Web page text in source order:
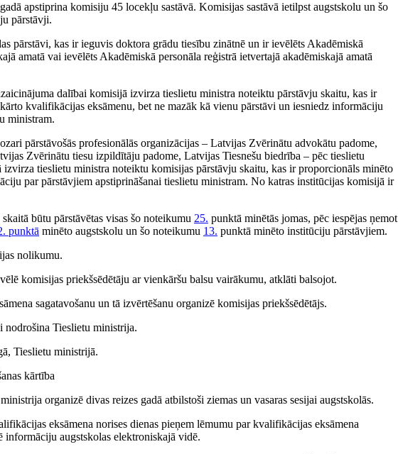
apstiprina komisiju 45 locekļu sastāvā. Komisijas sastāvā ietilpst augstskolu un šo
pārstāvji.
pārstāvi, kas ir ieguvis doktora grādu tiesību zinātnē un ir ievēlēts Akadēmiskā
amatā vai ievēlēts Akadēmiskā personāla reģistrā ietvertajā akadēmiskajā amatā
dalībai komisijā izvirza tieslietu ministra noteiktu pārstāvju skaitu, kas ir
kvalifikācijas eksāmenu, bet ne mazāk kā vienu pārstāvi un iesniedz informāciju
ministram.
pārstāvošās profesionālās organizācijas – Latvijas Zvērinātu advokātu padome,
Zvērinātu tiesu izpildītāju padome, Latvijas Tiesnešu biedrība – pēc tieslietu
tieslietu ministra noteiktu komisijas pārstāvju skaitu, kas ir proporcionāls minēto
par pārstāvjiem apstiprināšanai tieslietu ministram. No katras institūcijas komisijā ir
būtu pārstāvētas visas šo noteikumu 25. punktā minētās jomas, pēc iespējas ņemot
punktā minēto augstskolu un šo noteikumu 13. punktā minēto institūciju pārstāvjiem.
nolikumu.
komisijas priekšsēdētāju ar vienkāršu balsu vairākumu, atklāti balsojot.
sagatavošanu un tā izvērtēšanu organizē komisijas priekšsēdētājs.
nodrošina Tieslietu ministrija.
Tieslietu ministrijā.
kārtība
organizē divas reizes gadā atbilstoši ziemas un vasaras sesijai augstskolās.
eksāmena norises dienas pieņem lēmumu par kvalifikācijas eksāmena
augstskolas elektroniskajā vidē.